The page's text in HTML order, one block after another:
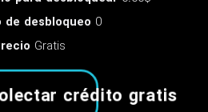
de desbloqueo 0
Gratis
crédito gratis